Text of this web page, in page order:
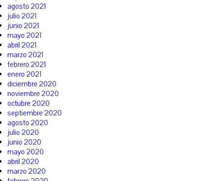
agosto 2021
julio 2021
junio 2021
mayo 2021
abril 2021
marzo 2021
febrero 2021
enero 2021
diciembre 2020
noviembre 2020
octubre 2020
septiembre 2020
agosto 2020
julio 2020
junio 2020
mayo 2020
abril 2020
marzo 2020